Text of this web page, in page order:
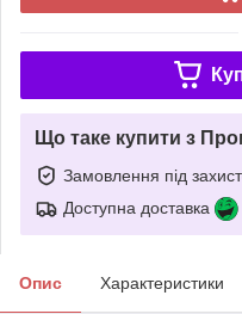
Що таке купити з
Замовлення під
Доступна доставка
Опис Характеристики